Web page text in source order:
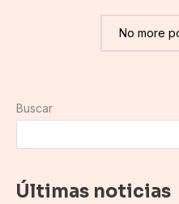
No more
Buscar
Últimas noticias